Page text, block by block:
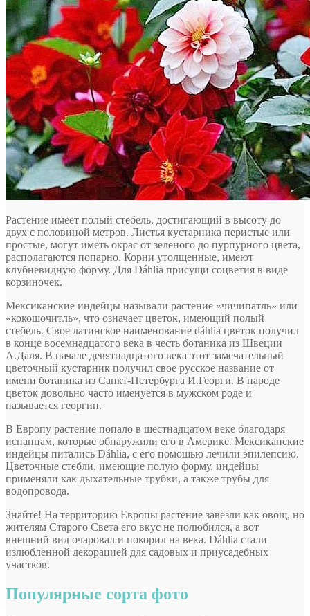
Растение имеет полый стебель, достигающий в высоту до
двух с половиной метров. Листья кустарника перистые или
простые, могут иметь окрас от зеленого до пурпурного цвета,
располагаются попарно. Корни утолщенные, имеют
клубневидную форму. Для Dáhlia присущи соцветия в виде
корзиночек.
Мексиканские индейцы называли растение «чичипатль» или
«кокошочитль», что означает цветок, имеющий полый
стебель. Свое латинское наименование dáhlia цветок получил
в конце восемнадцатого века в честь ботаника из Швеции
А.Даля. В начале девятнадцатого века этот замечательный
цветочный кустарник получил свое русское название от
имени ботаника из Санкт-Петербурга И.Георги. В народе
цветок довольно часто именуется в мужском роде и
называется георгин.
В Европу растение попало в шестнадцатом веке благодаря
испанцам, которые обнаружили его в Америке. Мексиканские
индейцы питались Dáhlia, с его помощью лечили эпилепсию.
Цветочные стебли, имеющие полую форму, индейцы
применяли как дыхательные трубки, а также трубы для
водопровода.
Знайте! На территорию Европы растение завезли как овощ, но
жителям Старого Света его вкус не полюбился, а вот
внешний вид очаровал и покорил на века. Dáhlia стали
излюбленной декорацией для садовых и приусадебных
участков.
Популярные сорта фото